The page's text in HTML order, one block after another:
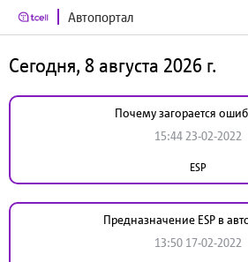
Автопортал
Сегодня, 8 августа 2026 г.
Почему загорается
15:44 23-02-2022
ESP
Предназначение ESP в
13:50 17-02-2022